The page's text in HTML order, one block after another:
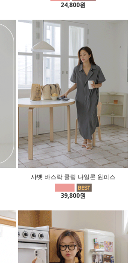
24,800원
샤벳 바스락 쿨링 나일론 원피스
39,800원